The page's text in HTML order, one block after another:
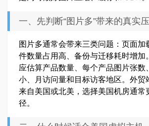
一、先判断“图片多”带来的真实
图片多通常会带来三类问题：页面加
件数量占用高、备份与迁移耗时增加
应估算产品数量、每个产品图片张数
小、月访问量和目标访客地区。外贸
来自美国或北美，选择美国机房通常
径。